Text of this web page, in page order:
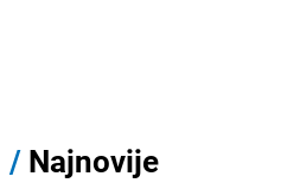
/ Najnovije